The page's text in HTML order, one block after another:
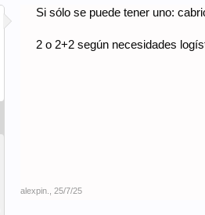
Si sólo se puede tener uno:
2 o 2+2 según necesidades
alexpin. 25/7/25